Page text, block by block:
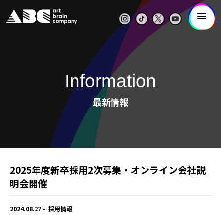
Information
最新情報
2025年度新卒採用2次募集・オンライン会社説
明会開催
2024.08.27 採用情報